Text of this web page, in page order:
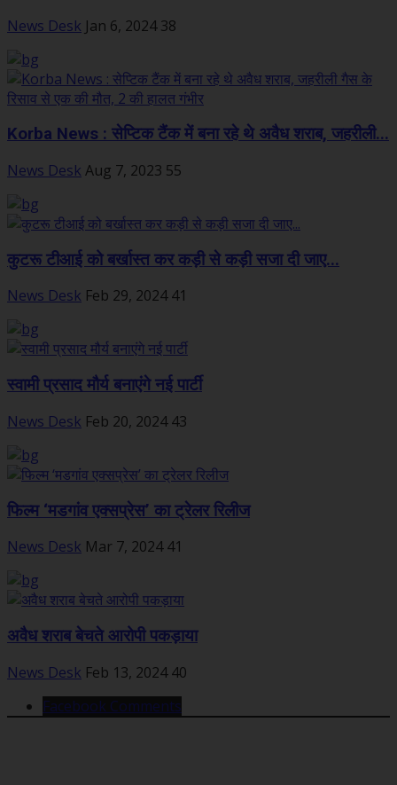
News Desk Jan 6, 2024 38
Korba News : सेप्टिक टैंक में बना रहे थे अवैध शराब, जहरीली...
News Desk Aug 7, 2023 55
कुटरू टीआई को बर्खास्त कर कड़ी से कड़ी सजा दी जाए...
News Desk Feb 29, 2024 41
स्‍वामी प्रसाद मौर्य बनाएंगे नई पार्टी
News Desk Feb 20, 2024 43
फिल्म ‘मडगांव एक्सप्रेस’ का ट्रेलर रिलीज
News Desk Mar 7, 2024 41
अवैध शराब बेचते आरोपी पकड़ाया
News Desk Feb 13, 2024 40
Facebook Comments